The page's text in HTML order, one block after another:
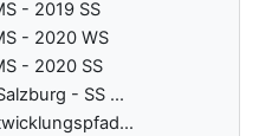
- 2019 SS
- 2020 WS
- 2020 SS
- SS ...